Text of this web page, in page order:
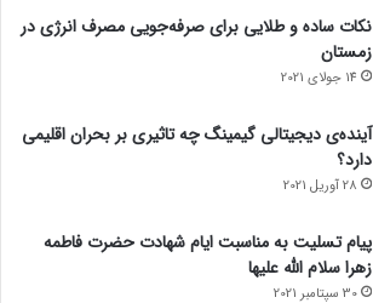
نکات ساده و طلایی برای صرفه‌جویی مصرف انرژی در
زمستان
14 جولای 2021
آینده‌ی دیجیتالی گیمینگ چه تاثیری بر بحران اقلیمی
دارد؟
28 آوریل 2021
پیام تسلیت به مناسبت ایام شهادت حضرت فاطمه
زهرا سلام الله علیها
30 سپتامبر 2021